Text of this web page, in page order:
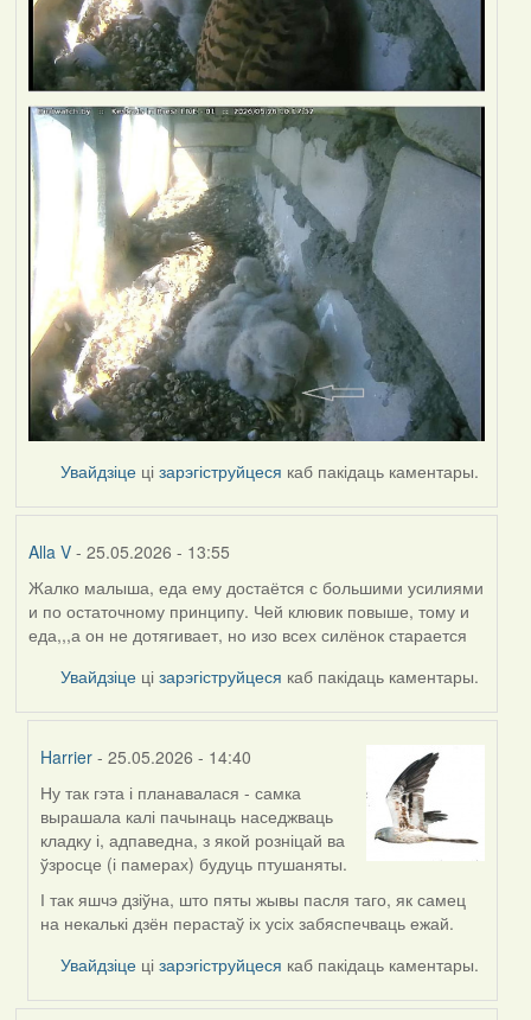
Увайдзіце цізарэгіструйцеся каб пакідаць каментары.
Alla V- 25.05.2026 - 13:55
Жалко малыша, еда ему достаётся с большими усилиями
и по остаточному принципу. Чей клювик повыше, тому и
еда,,,а он не дотягивает, но изо всех силёнок старается
Увайдзіце цізарэгіструйцеся каб пакідаць каментары.
Harrier - 25.05.2026 - 14:40
In
reply
to
by
Alla
V
Ну так гэта і планавалася - самка
вырашала калі пачынаць наседжваць
кладку і, адпаведна, з якой розніцай ва
ўзросце (і памерах) будуць птушаняты.
І так яшчэ дзіўна, што пяты жывы пасля таго, як самец
на некалькі дзён перастаў іх усіх забяспечваць ежай.
Увайдзіце цізарэгіструйцеся каб пакідаць каментары.